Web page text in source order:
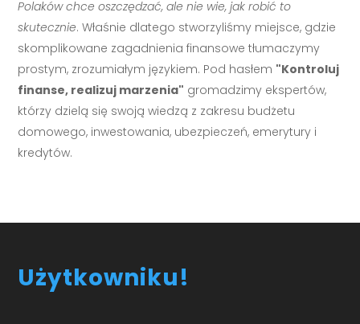
Polaków chce oszczędzać, ale nie wie, jak robić to
skutecznie. Właśnie dlatego stworzyliśmy miejsce, gdzie
skomplikowane zagadnienia finansowe tłumaczymy
prostym, zrozumiałym językiem. Pod hasłem "Kontroluj
finanse, realizuj marzenia" gromadzimy ekspertów,
którzy dzielą się swoją wiedzą z zakresu budżetu
domowego, inwestowania, ubezpieczeń, emerytury i
kredytów.
Użytkowniku!